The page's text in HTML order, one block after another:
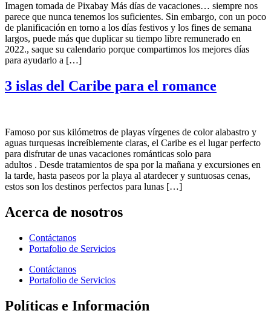
Imagen tomada de Pixabay Más días de vacaciones… siempre nos
parece que nunca tenemos los suficientes. Sin embargo, con un poco
de planificación en torno a los días festivos y los fines de semana
largos, puede más que duplicar su tiempo libre remunerado en
2022., saque su calendario porque compartimos los mejores días
para ayudarlo a […]
3 islas del Caribe para el romance
Famoso por sus kilómetros de playas vírgenes de color alabastro y
aguas turquesas increíblemente claras, el Caribe es el lugar perfecto
para disfrutar de unas vacaciones románticas solo para
adultos . Desde tratamientos de spa por la mañana y excursiones en
la tarde, hasta paseos por la playa al atardecer y suntuosas cenas,
estos son los destinos perfectos para lunas […]
Acerca de nosotros
Contáctanos
Portafolio de Servicios
Contáctanos
Portafolio de Servicios
Políticas e Información